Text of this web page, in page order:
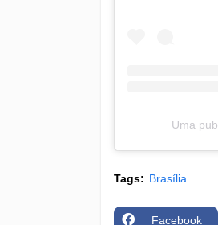
Uma
Tags: Brasília
Facebook